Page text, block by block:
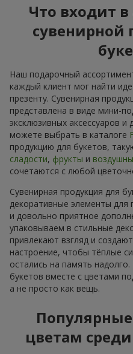
Что входит
сувенирной
Наш подарочный
каждый клиент мог найти
презенту. Сувенирная
представлена в виде мини-
эксклюзивных аксессуаров и
можете выбрать в каталоге
продукцию для букетов,
сладости, фрукты и
сочетаются с любой
Сувенирная продукция для
декоративные элементы для
и довольно приятное
упаковываем в стильные
привлекают взгляд и
настроение, чтобы тёплые
остались на память
букетов вместе с цветами
а не просто как вещь.
цветам